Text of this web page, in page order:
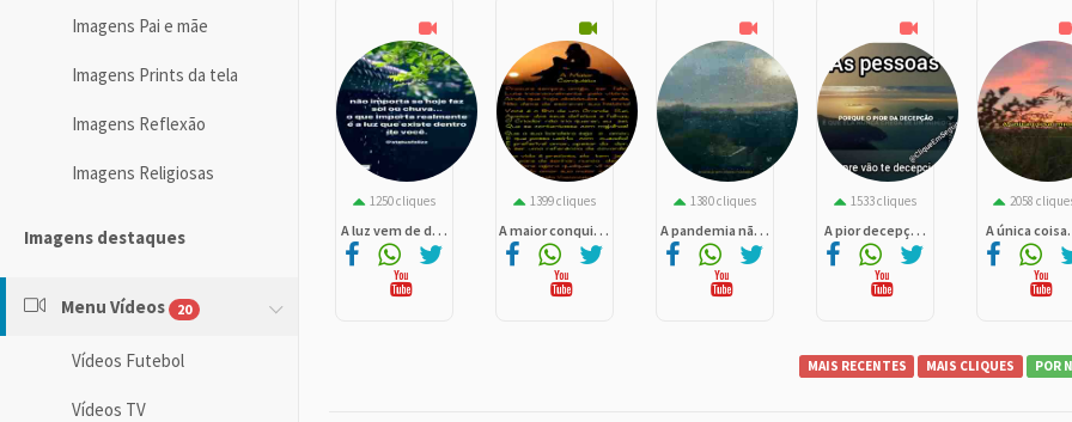
Imagens Pai e mãe
Imagens Prints da tela
Imagens Reflexão
Imagens Religiosas
Imagens destaques
Menu Vídeos 20
Vídeos Futebol
Vídeos TV
1250 cliques
A luz vem de d. . .
1399 cliques
A maior conqui. . .
1380 cliques
A pandemia nã. . .
1533 cliques
A pior decepç. . .
2058
A única coisa.
MAIS RECENTES MAIS CLIQUES POR